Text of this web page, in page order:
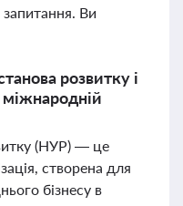
запитання. Ви
розвитку і
міжнародній
(НУР) — це
створена для
бізнесу в